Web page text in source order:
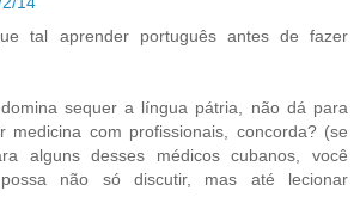
tal aprender português antes de fazer
sequer a língua pátria, não dá para
medicina com profissionais, concorda? (se
alguns desses médicos cubanos, você
não só discutir, mas até lecionar